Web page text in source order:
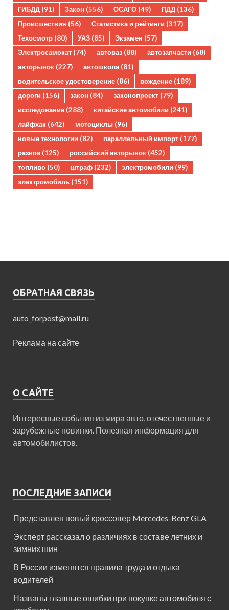
ГИБДД (91) Закон (556) ОСАГО (49) ПДД (136)
Происшествия (56) Статистика и рейтинги (317)
Техосмотр (80) УАЗ (85) Экзамен (57)
Электросамокат (74) автоваз (88) автозапчасти (68)
авторынок (227) автошкола(81)
водительское удостоверение (86) вождение (189)
дороги (156) закон (84) законопроект (79)
исследование (288) китайские автомобили (241)
лайфхак (642) мотоциклы (96)
новые технологии (82) параллельный импорт (177)
разное (125) российский авторынок (452)
топливо (50) штраф (232) электромобили (99)
электромобиль (151)
ОБРАТНАЯ СВЯЗЬ
auto_forpost@mail.ru
Реклама на сайте
О САЙТЕ
Интересные события из мира авто, отечественные и
зарубежные новинки. Полезная информация для
автомобилистов.
ПОСЛЕДНИЕ ЗАПИСИ
Представлен новый кроссовер Mercedes-Benz GLA
Эксперт рассказал о различиях в составе летних и
зимних шин
В России изменятся правила труда и отдыха
водителей
Названы главные ошибки при покупке автомобиля с